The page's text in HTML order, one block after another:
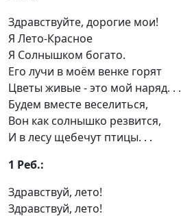
Здравствуйте, дорогие мои!
Я Лето-Красное
Я Солнышком богато.
Его лучи в моём венке горят
Цветы живые - это мой наряд. . .
Будем вместе веселиться,
Вон как солнышко резвится,
И в лесу щебечут птицы. . .
1 Реб.:
Здравствуй, лето!
Здравствуй, лето!